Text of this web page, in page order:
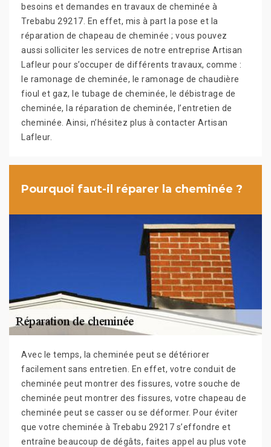
besoins et demandes en travaux de cheminée à
Trebabu 29217. En effet, mis à part la pose et la
réparation de chapeau de cheminée ; vous pouvez
aussi solliciter les services de notre entreprise Artisan
Lafleur pour s’occuper de différents travaux, comme :
le ramonage de cheminée, le ramonage de chaudière
fioul et gaz, le tubage de cheminée, le débistrage de
cheminée, la réparation de cheminée, l’entretien de
cheminée. Ainsi, n’hésitez plus à contacter Artisan
Lafleur.
Pourquoi faut-il réparer la cheminée ?
Avec le temps, la cheminée peut se détériorer
facilement sans entretien. En effet, votre conduit de
cheminée peut montrer des fissures, votre souche de
cheminée peut montrer des fissures, votre chapeau de
cheminée peut se casser ou se déformer. Pour éviter
que votre cheminée à Trebabu 29217 s’effondre et
entraîne beaucoup de dégâts, faites appel au plus vote